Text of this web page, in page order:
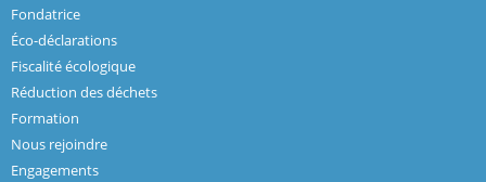
Fondatrice
Éco-déclarations
Fiscalité écologique
Réduction des déchets
Formation
Nous rejoindre
Engagements